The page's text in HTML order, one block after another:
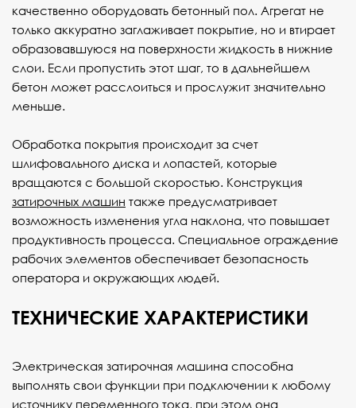
качественно оборудовать бетонный пол. Агрегат не
только аккуратно заглаживает покрытие, но и втирает
образовавшуюся на поверхности жидкость в нижние
слои. Если пропустить этот шаг, то в дальнейшем
бетон может расслоиться и прослужит значительно
меньше.
Обработка покрытия происходит за счет
шлифовального диска и лопастей, которые
вращаются с большой скоростью. Конструкция
затирочных машин также предусматривает
возможность изменения угла наклона, что повышает
продуктивность процесса. Специальное ограждение
рабочих элементов обеспечивает безопасность
оператора и окружающих людей.
ТЕХНИЧЕСКИЕ ХАРАКТЕРИСТИКИ
Электрическая затирочная машина способна
выполнять свои функции при подключении к любому
источнику переменного тока, при этом она